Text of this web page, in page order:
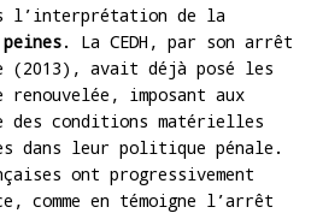
l’interprétation de la
. La CEDH, par son arrêt
avait déjà posé les
renouvelée, imposant aux
des conditions matérielles
dans leur politique pénale.
ont progressivement
comme en témoigne l’arrêt